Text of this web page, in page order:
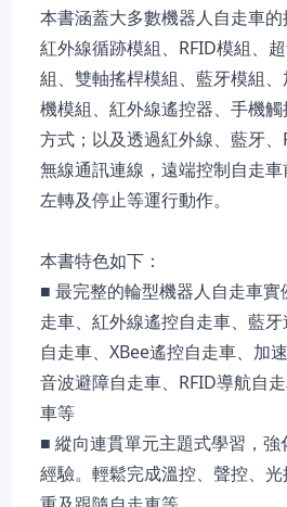
本書涵蓋大多數機器人自走車
紅外線循跡模組、RFID模組、
組、雙軸搖桿模組、藍牙模組
機模組、紅外線遙控器、手機
方式；以及透過紅外線、藍牙、
無線通訊連線，遠端控制自走車
左轉及停止等運行動作。
本書特色如下：
■ 最完整的輪型機器人自走車實
走車、紅外線遙控自走車、藍
自走車、XBee遙控自走車、加
音波避障自走車、RFID導航自
車等
■ 縱向連貫單元主題式學習，
經驗。輕鬆完成溫控、聲控、